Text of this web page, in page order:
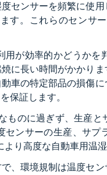
センサーを頻繁に使
す。これらのセンサ
が効率的かどうかを
に長い時間がかかり
車の特定部品の損傷
保証します。
ものに過ぎず、生産
ンサーの生産、サ
り高度な自動車用温
、環境規制は温度セ